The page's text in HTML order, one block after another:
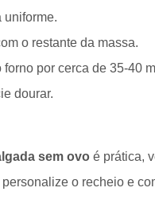
uniforme.
o restante da massa.
forno por cerca de 35-40
dourar.
sem ovo é prática,
personalize o recheio e